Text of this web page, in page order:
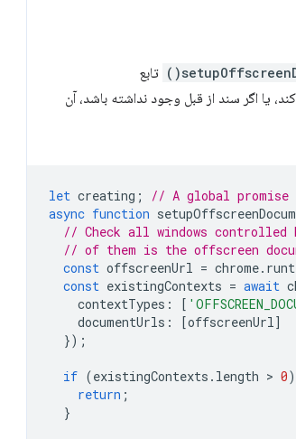
تابع
یا اگر سند از قبل وجود نداشته باشد، آن
let creating ;
// A global promise
async function
// Check all windows
// of them is the offscreen
const offscreenUrl = chrome.
const existingContexts = await
contextTypes : [
documentUrls : [offscreenUrl]
});
if (existingContexts . length > 0)
return ;
}